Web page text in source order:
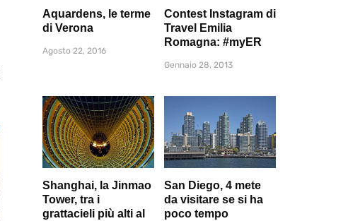
Aquardens, le terme
di Verona
Agosto 22, 2016
Contest Instagram di
Travel Emilia
Romagna: #myER
Gennaio 28, 2013
Shanghai, la Jinmao
Tower, tra i
grattacieli più alti al
San Diego, 4 mete
da visitare se si ha
poco tempo